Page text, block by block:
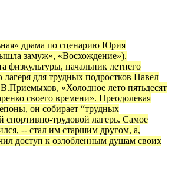
драма по сценарию Юрия
замуж», «Восхождение»).
физкультуры, начальник летнего
лагеря для трудных подростков Павел
«Холодное лето пятьдесят
своего времени». Преодолевая
он собирает “трудных
спортивно-трудовой лагерь. Самое
-- стал им старшим другом, а,
доступ к озлобленным душам своих